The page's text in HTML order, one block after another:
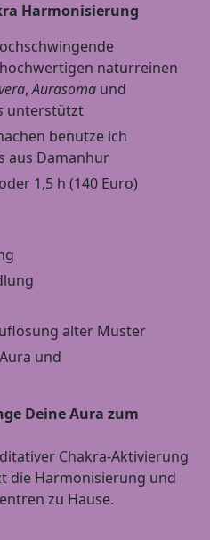
Harmonisierung
naturreinen
,Aurasoma und
unterstützt
benutze ich
aus Damanhur
1,5 h (140 Euro)
alter Muster
und
Deine Aura zum
Chakra-Aktivierung
die Harmonisierung und
zu Hause.